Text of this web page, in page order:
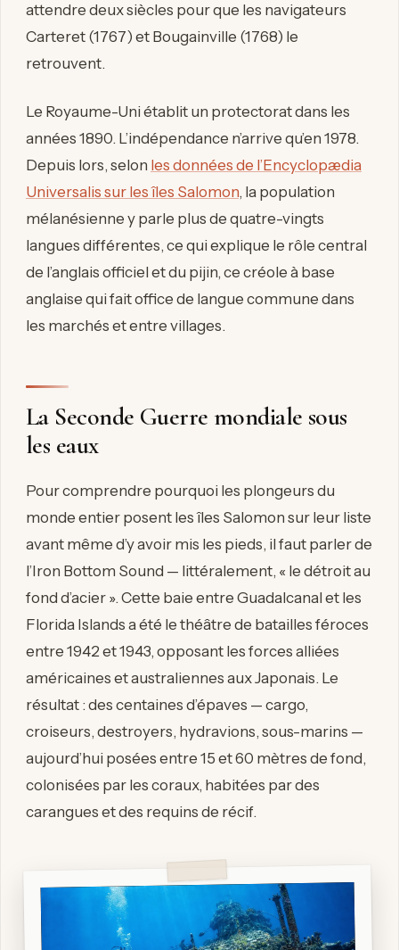
attendre deux siècles pour que les navigateurs
Carteret (1767) et Bougainville (1768) le
retrouvent.
Le Royaume-Uni établit un protectorat dans les
années 1890. L’indépendance n’arrive qu’en 1978.
Depuis lors, selon les données de l’Encyclopædia
Universalis sur les îles Salomon, la population
mélanésienne y parle plus de quatre-vingts
langues différentes, ce qui explique le rôle central
de l’anglais officiel et du pijin, ce créole à base
anglaise qui fait office de langue commune dans
les marchés et entre villages.
La Seconde Guerre mondiale sous
les eaux
Pour comprendre pourquoi les plongeurs du
monde entier posent les îles Salomon sur leur liste
avant même d’y avoir mis les pieds, il faut parler de
l’Iron Bottom Sound — littéralement, « le détroit au
fond d’acier ». Cette baie entre Guadalcanal et les
Florida Islands a été le théâtre de batailles féroces
entre 1942 et 1943, opposant les forces alliées
américaines et australiennes aux Japonais. Le
résultat : des centaines d’épaves — cargo,
croiseurs, destroyers, hydravions, sous-marins —
aujourd’hui posées entre 15 et 60 mètres de fond,
colonisées par les coraux, habitées par des
carangues et des requins de récif.